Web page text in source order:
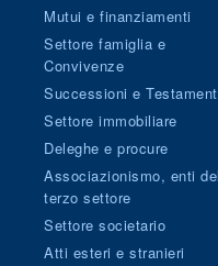
Mutui e finanziamenti
Settore famiglia e
Convivenze
Successioni e
Settore immobiliare
Deleghe e procure
Associazionismo, enti del
terzo settore
Settore societario
Atti esteri e stranieri